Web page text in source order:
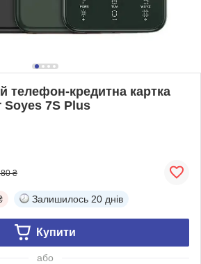
телефон-кредитна картка
7S Plus
₴
Залишилось 20 днів
Купити
або